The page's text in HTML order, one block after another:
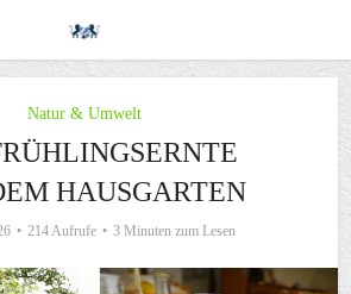
Natur & Umwelt
HAUSGARTEN
214 Aufrufe 3 Minuten zum Lesen